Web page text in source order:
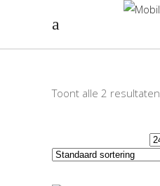
Toont alle 2 resultaten